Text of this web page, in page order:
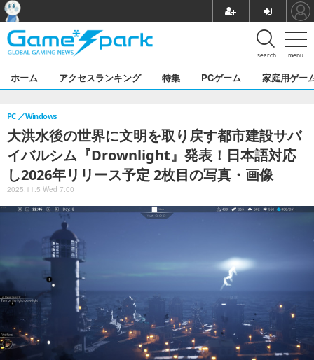
menu
search
ホーム アクセスランキング 特集 PCゲーム 家庭用ゲー
大洪水後の世界に文明を取り戻す都市建設サバ
イバルシム『Drownlight』発表！日本語対応
し2026年リリース予定 2枚目の写真・画像
PC Windows
2025.11.5 Wed 7:00